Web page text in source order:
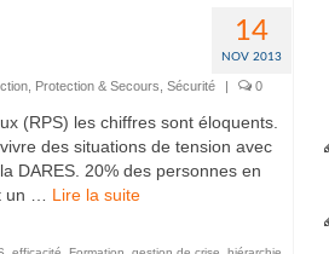
14
NOV 2013
, Protection & Secours Sécurité | 0
(RPS) les chiffres sont éloquents.
des situations de tension avec
DARES. 20% des personnes en
un … Lire la suite­­